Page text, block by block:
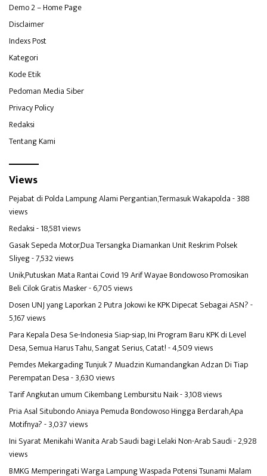
Demo 2 – Home Page
Disclaimer
Indexs Post
Kategori
Kode Etik
Pedoman Media Siber
Privacy Policy
Redaksi
Tentang Kami
Views
Pejabat di Polda Lampung Alami Pergantian,Termasuk Wakapolda- 388
views
Redaksi- 18,581 views
Gasak Sepeda Motor,Dua Tersangka Diamankan Unit Reskrim Polsek
Sliyeg- 7,532 views
Unik,Putuskan Mata Rantai Covid 19 Arif Wayae Bondowoso Promosikan
Beli Cilok Gratis Masker- 6,705 views
Dosen UNJ yang Laporkan 2 Putra Jokowi ke KPK Dipecat Sebagai ASN?-
5,167 views
Para Kepala Desa Se-Indonesia Siap-siap, Ini Program Baru KPK di Level
Desa, Semua Harus Tahu, Sangat Serius, Catat!- 4,509 views
Pemdes Mekargading Tunjuk 7 Muadzin Kumandangkan Adzan Di Tiap
Perempatan Desa- 3,630 views
Tarif Angkutan umum Cikembang Lembursitu Naik- 3,108 views
Pria Asal Situbondo Aniaya Pemuda Bondowoso Hingga Berdarah,Apa
Motifnya?- 3,037 views
Ini Syarat Menikahi Wanita Arab Saudi bagi Lelaki Non-Arab Saudi- 2,928
views
BMKG Memperingati Warga Lampung Waspada Potensi Tsunami Malam